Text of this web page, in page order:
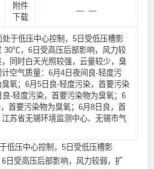
附件
下载
— —
于低压中心控制，5日受低压槽影
30℃，6日受高压后部影响，风力较
同时白天光照较强，云量较少，臭
空气质量：6月4日夜间良-轻度污
氧；6月5日良-轻度污染，首要污染
-轻度污染，首要污染物为臭氧；6
首要污染物为臭氧；6月8日良，首
苏省无锡环境监测中心、无锡市气
压中心控制，5日受低压槽影
日受高压后部影响，风力较弱，扩